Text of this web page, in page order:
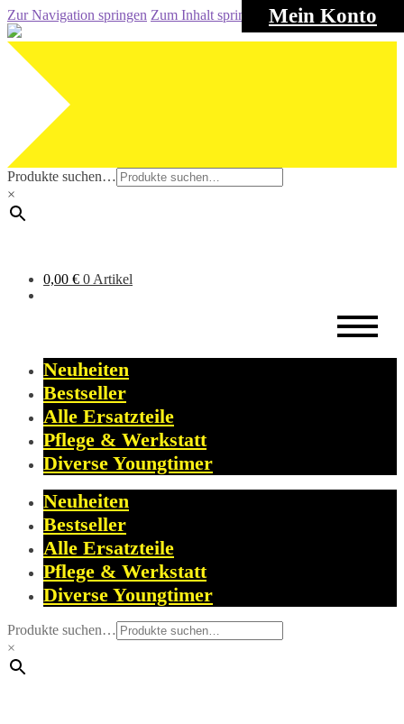
Mein Konto
Zur Navigation springen Zum Inhalt springen
Produkte suchen…
×
0,00 € 0 Artikel
Neuheiten
Bestseller
Alle Ersatzteile
Pflege & Werkstatt
Diverse Youngtimer
Neuheiten
Bestseller
Alle Ersatzteile
Pflege & Werkstatt
Diverse Youngtimer
Produkte suchen…
×